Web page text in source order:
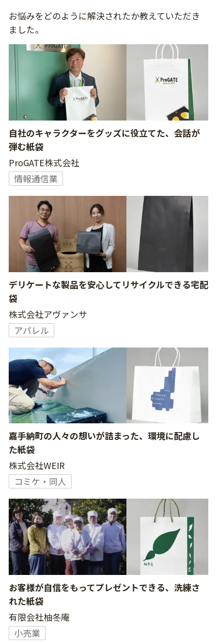
お悩みをどのように解決されたか教えていただき
ました。
自社のキャラクターをグッズに役立てた、会話が
弾む紙袋
ProGATE株式会社
情報通信業
デリケートな製品を安心してリサイクルできる宅配
袋
株式会社アヴァンサ
アパレル
嘉手納町の人々の想いが詰まった、環境に配慮し
た紙袋
株式会社WEIR
コミケ・同人
お客様が自信をもってプレゼントできる、洗練さ
れた紙袋
有限会社柚冬庵
小売業